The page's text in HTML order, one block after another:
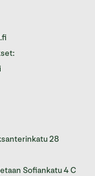
28
Sofiankatu 4 C